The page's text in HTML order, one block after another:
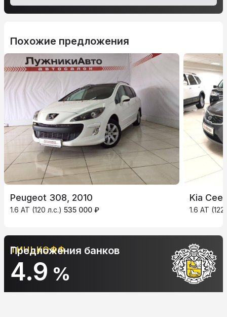
Похожие предложения
Peugeot 308, 2010
1.6 AT (120 л.с.) 535 000 ₽
Kia
1.6 AT
ТИНЬКОФФ
4.9 %
Предложения банков